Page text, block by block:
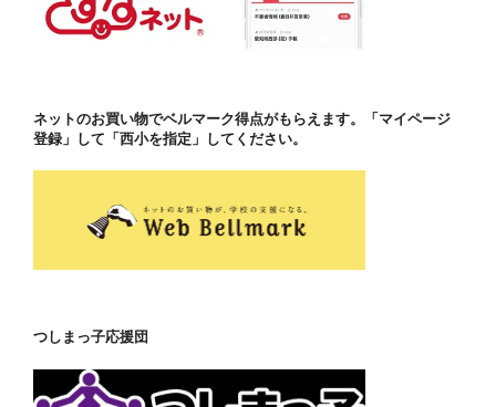
ネットのお買い物でベルマーク得点がもらえます。「マイページ
登録」して「西小を指定」してください。
つしまっ子応援団